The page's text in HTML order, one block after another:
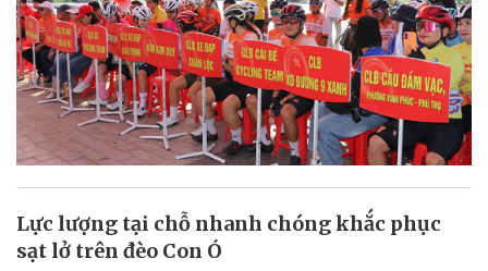
Lực lượng tại chỗ nhanh chóng khắc phục
sạt lở trên đèo Con Ó